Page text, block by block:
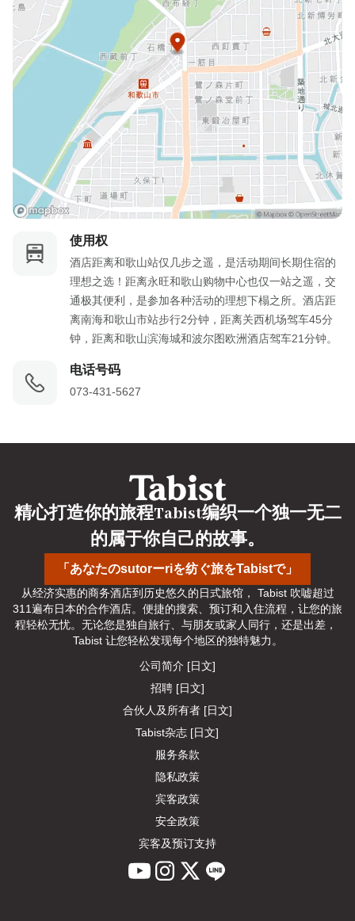
使用权
酒店距离和歌山站仅几步之遥，是活动期间长期住宿的
理想之选！距离永旺和歌山购物中心也仅一站之遥，交
通极其便利，是参加各种活动的理想下榻之所。酒店距
离南海和歌山市站步行2分钟，距离关西机场驾车45分
钟，距离和歌山滨海城和波尔图欧洲酒店驾车21分钟。
电话号码
073-431-5627
「あなたのsutorーriを纺ぐ旅をTabistで」
精心打造你的旅程Tabist编织一个独一无二
的属于你自己的故事。
从经济实惠的商务酒店到历史悠久的日式旅馆， Tabist 吹嘘超过
311遍布日本的合作酒店。便捷的搜索、预订和入住流程，让您的旅
程轻松无忧。无论您是独自旅行、与朋友或家人同行，还是出差，
Tabist 让您轻松发现每个地区的独特魅力。
公司简介 [日文]
招聘 [日文]
合伙人及所有者 [日文]
Tabist杂志 [日文]
服务条款
隐私政策
宾客政策
安全政策
宾客及预订支持